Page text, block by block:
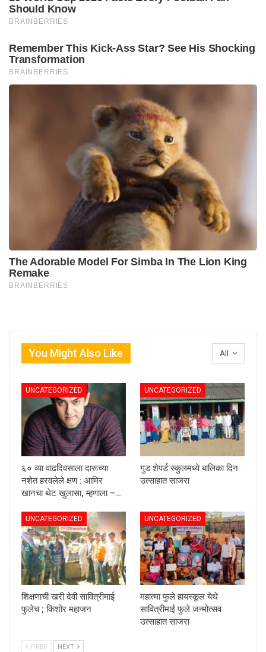
All
You Might Also Like
UNCATEGORIZED
६० व्या वाढदिवसाला दारूच्या
नशेत हरवलेले क्षण : आमिर
खानचा थेट खुलासा, म्हणाला –…
UNCATEGORIZED
गुड शेपर्ड स्कुलमध्ये बालिका दिन
उत्साहात साजरा
UNCATEGORIZED
शिक्षणाची खरी देवी सावित्रीमाई
फुलेच ; किशोर महाजन
UNCATEGORIZED
महात्मा फुले हायस्कूल येथे
सावित्रीमाई फुले जन्मोत्सव
उत्साहात साजरा
PREV NEXT